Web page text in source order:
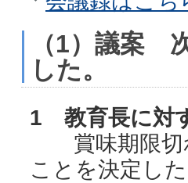
（1）議案
した。
1 教育長に対
賞味期限切
ことを決定し